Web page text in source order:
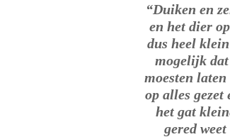
“Duiken en
en het dier
dus heel
mogelijk
moesten
op alles
het gat
gered